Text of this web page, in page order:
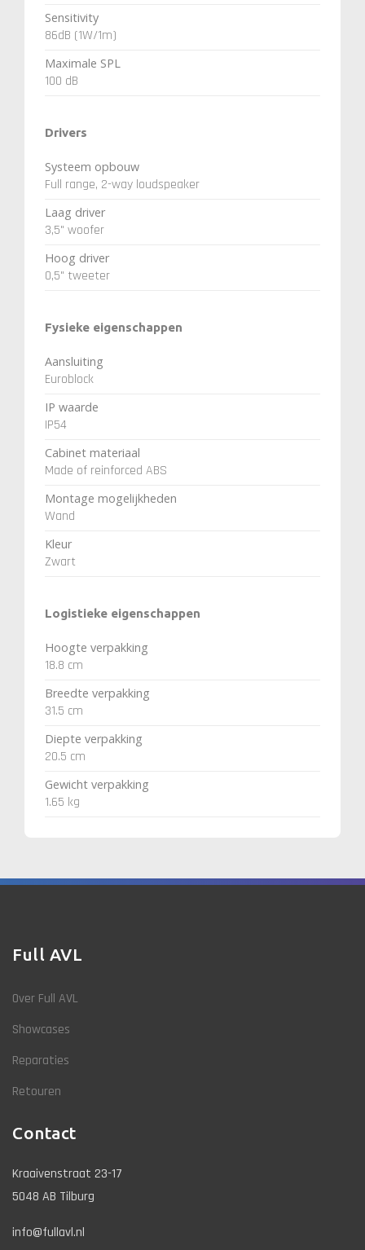
Sensitivity
86dB (1W/1m)
Maximale SPL
100 dB
Drivers
Systeem opbouw
Full range, 2-way loudspeaker
Laag driver
3,5" woofer
Hoog driver
0,5" tweeter
Fysieke eigenschappen
Aansluiting
Euroblock
IP waarde
IP54
Cabinet materiaal
Made of reinforced ABS
Montage mogelijkheden
Wand
Kleur
Zwart
Logistieke eigenschappen
Hoogte verpakking
18.8 cm
Breedte verpakking
31.5 cm
Diepte verpakking
20.5 cm
Gewicht verpakking
1.65 kg
Full AVL
Over Full AVL
Showcases
Reparaties
Retouren
Contact
Kraaivenstraat 23-17
5048 AB Tilburg
info@fullavl.nl